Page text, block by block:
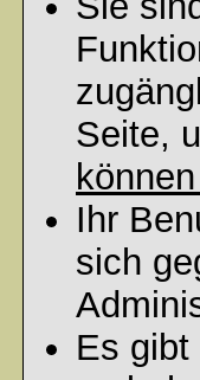
Seite,
Ihr
sich
Es